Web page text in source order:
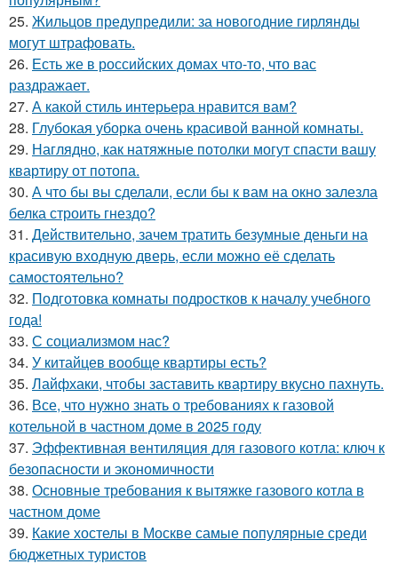
25. Жильцов предупредили: за новогодние гирлянды
могут штрафовать.
26. Есть же в российских домах что-то, что вас
раздражает.
27. А какой стиль интерьера нравится вам?
28. Глубокая уборка очень красивой ванной комнаты.
29. Наглядно, как натяжные потолки могут спасти вашу
квартиру от потопа.
30. А что бы вы сделали, если бы к вам на окно залезла
белка строить гнездо?
31. Действительно, зачем тратить безумные деньги на
красивую входную дверь, если можно её сделать
самостоятельно?
32. Подготовка комнаты подростков к началу учебного
года!
33. С социализмом нас?
34. У китайцев вообще квартиры есть?
35. Лайфхаки, чтобы заставить квартиру вкусно пахнуть.
36. Все, что нужно знать о требованиях к газовой
котельной в частном доме в 2025 году
37. Эффективная вентиляция для газового котла: ключ к
безопасности и экономичности
38. Основные требования к вытяжке газового котла в
частном доме
39. Какие хостелы в Москве самые популярные среди
бюджетных туристов